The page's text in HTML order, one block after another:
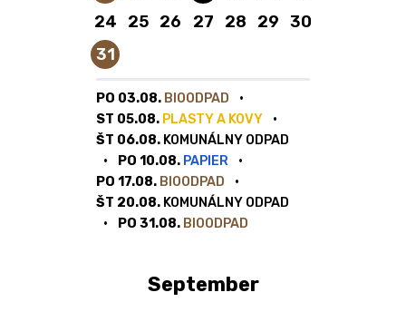
24
25 26 27 28 29 30
31
Bioodpad
PO 03.08. BIOODPAD
ST 05.08. PLASTY A KOVY
ŠT 06.08. KOMUNÁLNY ODPAD
PO 10.08. PAPIER
PO 17.08. BIOODPAD
ŠT 20.08. KOMUNÁLNY ODPAD
PO 31.08. BIOODPAD
September